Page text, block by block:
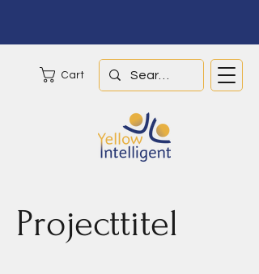
Cart
Projecttitel